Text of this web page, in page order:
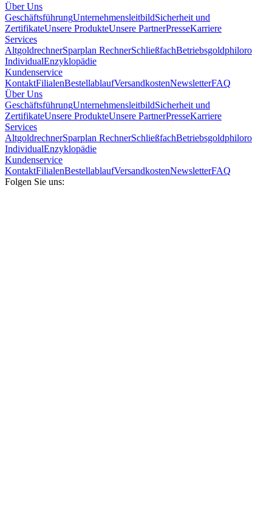
Über Uns
GeschäftsführungUnternehmensleitbildSicherheit und
ZertifikateUnsere ProdukteUnsere PartnerPresseKarriere
Services
AltgoldrechnerSparplan RechnerSchließfachBetriebsgoldphiloro
IndividualEnzyklopädie
Kundenservice
KontaktFilialenBestellablaufVersandkostenNewsletterFAQ
Über Uns
GeschäftsführungUnternehmensleitbildSicherheit und
ZertifikateUnsere ProdukteUnsere PartnerPresseKarriere
Services
AltgoldrechnerSparplan RechnerSchließfachBetriebsgoldphiloro
IndividualEnzyklopädie
Kundenservice
KontaktFilialenBestellablaufVersandkostenNewsletterFAQ
Folgen Sie uns: